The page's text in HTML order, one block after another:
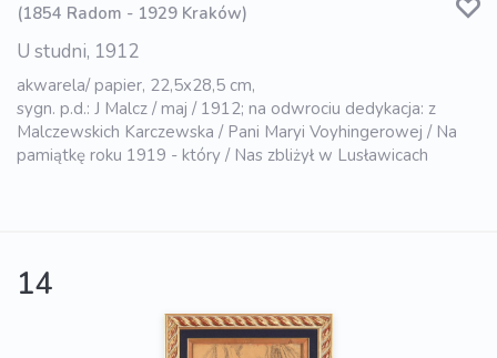
(1854 Radom - 1929 Kraków)
U studni, 1912
akwarela/ papier, 22,5x28,5 cm,
sygn. p.d.: J Malcz / maj / 1912; na odwrociu dedykacja: z
Malczewskich Karczewska / Pani Maryi Voyhingerowej / Na
pamiątkę roku 1919 - który / Nas zbliżył w Lusławicach
14